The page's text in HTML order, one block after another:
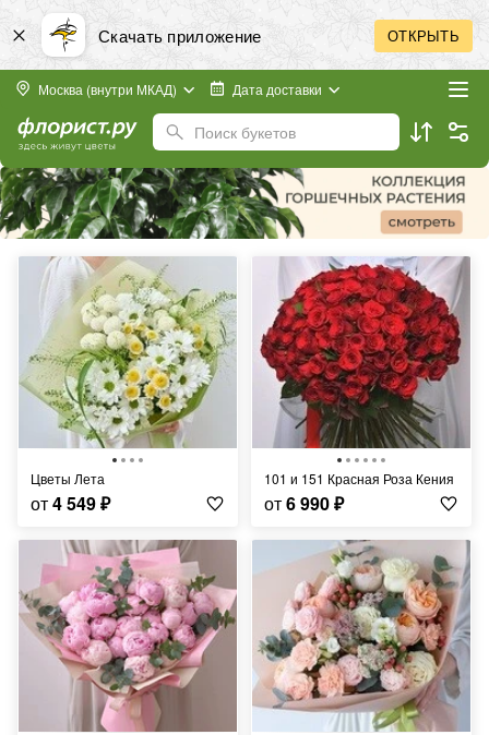
Скачать приложение ОТКРЫТЬ
Москва (внутри МКАД) Дата доставки
Поиск букетов
Цветы Лета
от4 549₽
101 и 151 Красная Роза Кения
от6 990₽